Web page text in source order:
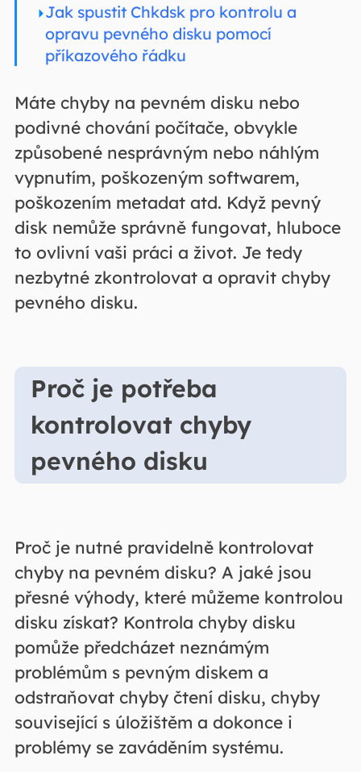
Jak spustit Chkdsk pro kontrolu a
opravu pevného disku pomocí
příkazového řádku
Máte chyby na pevném disku nebo
podivné chování počítače, obvykle
způsobené nesprávným nebo náhlým
vypnutím, poškozeným softwarem,
poškozením metadat atd. Když pevný
disk nemůže správně fungovat, hluboce
to ovlivní vaši práci a život. Je tedy
nezbytné zkontrolovat a opravit chyby
pevného disku.
Proč je potřeba
kontrolovat chyby
pevného disku
Proč je nutné pravidelně kontrolovat
chyby na pevném disku? A jaké jsou
přesné výhody, které můžeme kontrolou
disku získat? Kontrola chyby disku
pomůže předcházet neznámým
problémům s pevným diskem a
odstraňovat chyby čtení disku, chyby
související s úložištěm a dokonce i
problémy se zaváděním systému.